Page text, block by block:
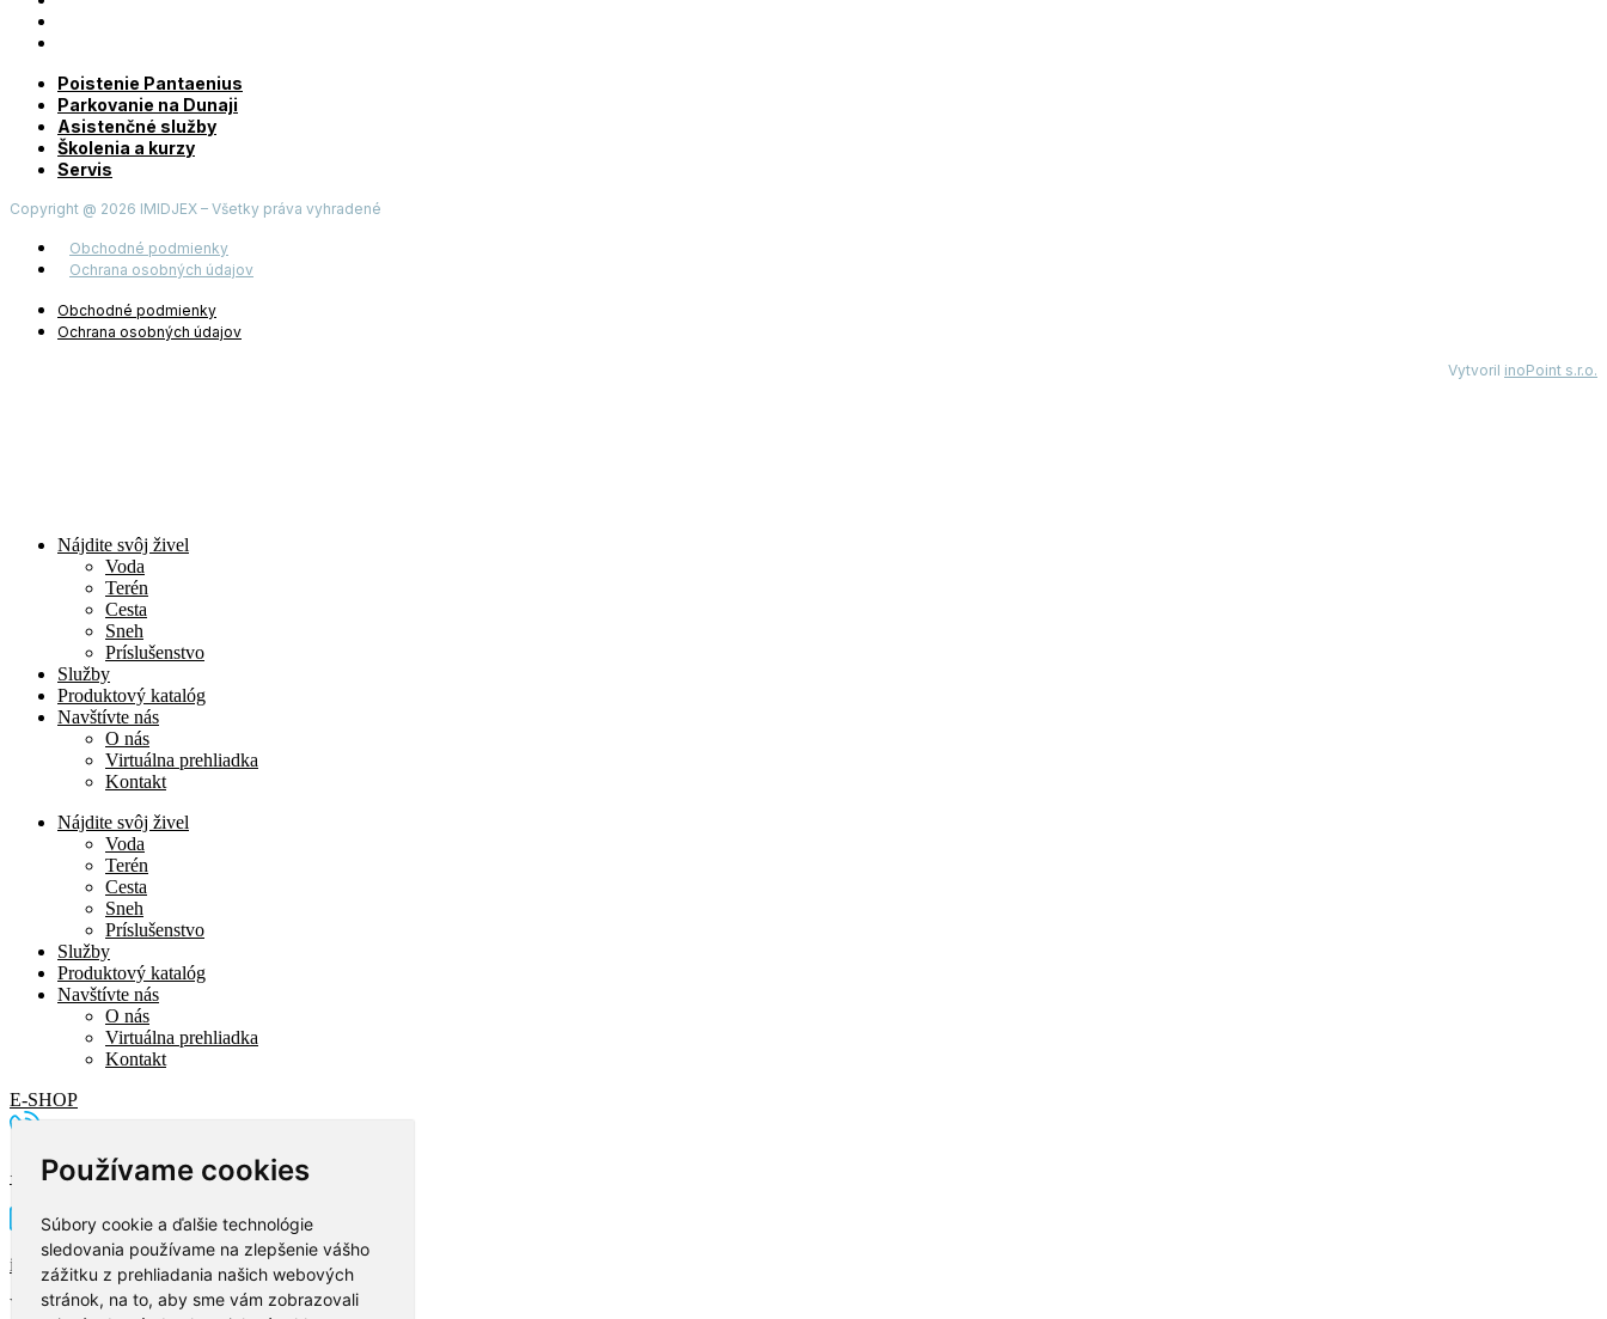
Používame cookies
Súbory cookie a ďalšie technológie
sledovania používame na zlepšenie vášho
zážitku z prehliadania našich webových
stránok, na to, aby sme vám zobrazovali
Poistenie Pantaenius
Parkovanie na Dunaji
Asistenčné služby
Školenia a kurzy
Servis
Copyright @ 2026 IMIDJEX – Všetky práva vyhradené
Obchodné podmienky
Ochrana osobných údajov
Obchodné podmienky
Ochrana osobných údajov
Vytvoril inoPoint s.r.o.
Nájdite svôj živel
Voda
Terén
Cesta
Sneh
Príslušenstvo
Služby
Produktový katalóg
Navštívte nás
O nás
Virtuálna prehliadka
Kontakt
Nájdite svôj živel
Voda
Terén
Cesta
Sneh
Príslušenstvo
Služby
Produktový katalóg
Navštívte nás
O nás
Virtuálna prehliadka
Kontakt
E-SHOP
+421 2 5296 0877
info@imidjex.sk
Vyplňte formulár